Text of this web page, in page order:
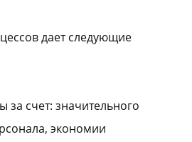
дает следующие
за счет: значительного
экономии